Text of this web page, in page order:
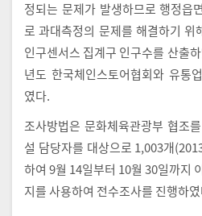
정되는 문제가 발생하므로 행정읍
로 과대측정의 문제를 해결하기 위
인구센서스 집계구 인구수를 산출
년도 한국체인스토어협회와 유통
였다.
조사방법은 문화체육관광부 협조
설 담당자를 대상으로 1,003개
하여 9월 14일부터 10월 30일까지
지를 사용하여 전수조사를 진행하